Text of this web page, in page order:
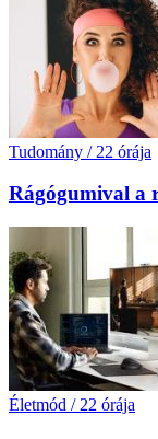
Tudomány / 22 órája
Rágógumival a
Életmód / 22 órája